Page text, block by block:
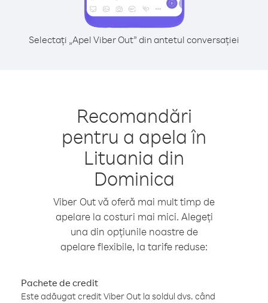
Selectați „Apel Viber Out” din antetul conversației
Recomandări
pentru a apela în
Lituania din
Dominica
Viber Out vă oferă mai mult timp de
apelare la costuri mai mici. Alegeți
una din opțiunile noastre de
apelare flexibile, la tarife reduse:
Pachete de credit
Este adăugat credit Viber Out la soldul dvs. când